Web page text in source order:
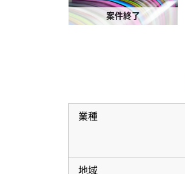
案件終了
業種
地域